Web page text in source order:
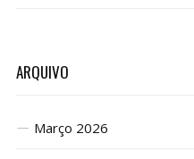
ARQUIVO
Março 2026